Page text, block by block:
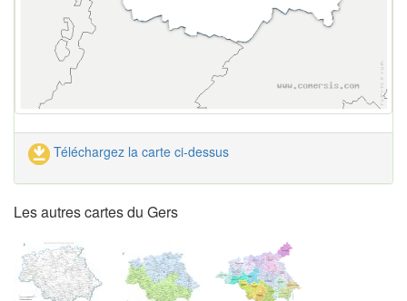
Téléchargez la carte ci-dessus
Les autres cartes du Gers